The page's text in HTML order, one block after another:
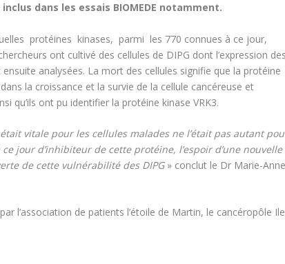
dans les essais BIOMEDE notamment.
protéines kinases, parmi les 770 connues à ce jour,
ont cultivé des cellules de DIPG dont l’expression
analysées. La mort des cellules signifie que la protéine
la croissance et la survie de la cellule cancéreuse et
qu’ils ont pu identifier la protéine kinase VRK3.
vitale pour les cellules malades ne l’était pas autant
jour d’inhibiteur de cette protéine, l’espoir d’une nouvelle
de cette vulnérabilité des DIPG » conclut le Dr Marie-
l’association de patients l’étoile de Martin, le cancéropôle